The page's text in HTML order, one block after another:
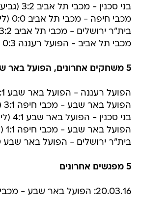
בני סכנין - מכבי תל אביב 3:2 (גביע המדינה)
מכבי חיפה - מכבי תל אביב 0:0 (ליגה)
בית"ר ירושלים - מכבי תל אביב 3:2 (ליגה)
מכבי תל אביב - הפועל רעננה 0:3 (ליגה)
5 משחקים אחרונים, הפועל באר שבע
הפועל רעננה - הפועל באר שבע 4:1 (ליגה)
הפועל באר שבע - מכבי חיפה 3:1 (גביע המדינה)
בני סכנין - הפועל באר שבע 4:1 (ליגה)
הפועל באר שבע - מכבי חיפה 1:1 (ליגה)
בית"ר ירושלים - הפועל באר שבע 2:0 (ליגה)
5 מפגשים אחרונים